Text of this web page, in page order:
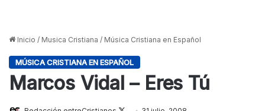
Inicio / Musica Cristiana / Música Cristiana en Español
MÚSICA CRISTIANA EN ESPAÑOL
Marcos Vidal – Eres Tú